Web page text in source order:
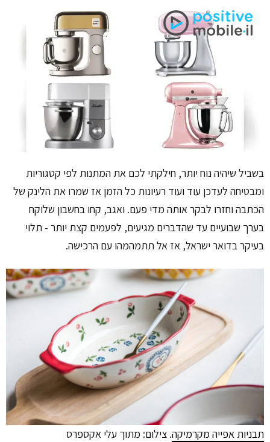
בשביל שיהיה נוח יותר, חילקתי לכם את המתנות לפי קטגוריות
ומבטיחה לעדכן עוד ועוד רעיונות כל הזמן אז שמרו את הלינק של
הכתבה וחזרו לבקר אותה מדי פעם. ואגב, קחו בחשבון שלוקח
בערך שבועיים עד שהדברים מגיעים, לפעמים קצת יותר - תלוי
בעיקר בדואר ישראל, אז אל תתמהמהו עם הרכישה.
תבניות אפייה מקרמיקה. צילום: מתוך עלי אקספרס